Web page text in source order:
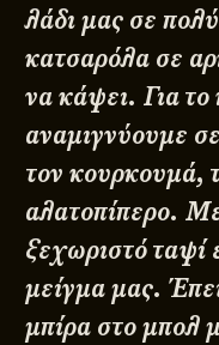
λάδι μας σε
κατσαρόλα σε
να κάψει. Για
αναμιγνύουμε
τον κουρκουμά,
αλατοπίπερο.
ξεχωριστό ταψί
μείγμα μας.
μπίρα στο μπολ